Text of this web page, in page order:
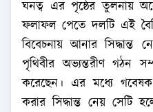
ঘনত্ব এর পৃষ্ঠের তুলনায়
ফলাফল পেতে দলটি এই
বিবেচনায় আনার সিদ্ধান্ত
পৃথিবীর অভ্যন্তরীণ গঠন
করেছেন। এর মধ্যে
করার সিদ্ধান্ত নেয় সেটি